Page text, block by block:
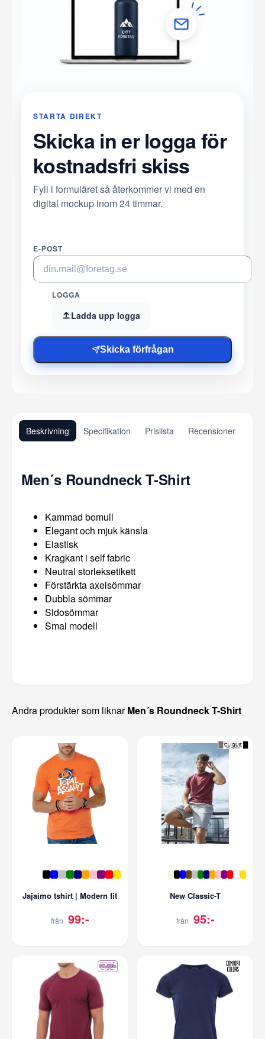
STARTA DIREKT
Skicka in er logga för
kostnadsfri skiss
Fyll i formuläret så återkommer vi med en
digital mockup inom 24 timmar.
E-POST
LOGGA
Ladda upp logga
Skicka förfrågan
Beskrivning Specifikation Prislista Recensioner
Men´s Roundneck T-Shirt
Kammad bomull
Elegant och mjuk känsla
Elastisk
Kragkant i self fabric
Neutral storleksetikett
Förstärkta axelsömmar
Dubbla sömmar
Sidosömmar
Smal modell
Andra produkter som liknarMen´s Roundneck T-Shirt
Jajaimo tshirt | Modern fit
från 99:-
New Classic-T
från 95:-